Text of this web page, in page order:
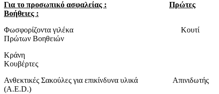
Για το προσωπικό ασφαλείας :
Πρώτες
Βοήθειες :
Φωσφορίζοντα γιλέκα Κουτί
Πρώτων Βοηθειών
Κράνη
Κουβέρτες
Ανθεκτικές Σακούλες για επικίνδυνα υλικά Απινιδωτής
(A.E.D.)